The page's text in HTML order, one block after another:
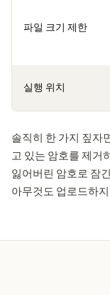
파일 크기 제한
실행 위치
솔직히 한 가지 짚자
고 있는 암호를 제거
잃어버린 암호로 잠
아무것도 업로드하